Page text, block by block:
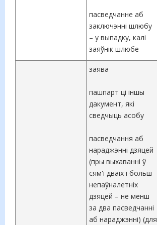
пасведчанне аб
заключэнні шлюбу
– у выпадку, калі
заяўнік шлюбе
заява
пашпарт ці іншы
дакумент, які
сведчыць асобу
пасведчання аб
нараджэнні дзяцей
(пры выхаванні ў
сям'і дваіх і больш
непаўналетніх
дзяцей – не менш
за два пасведчанні
аб нараджэнні) (для